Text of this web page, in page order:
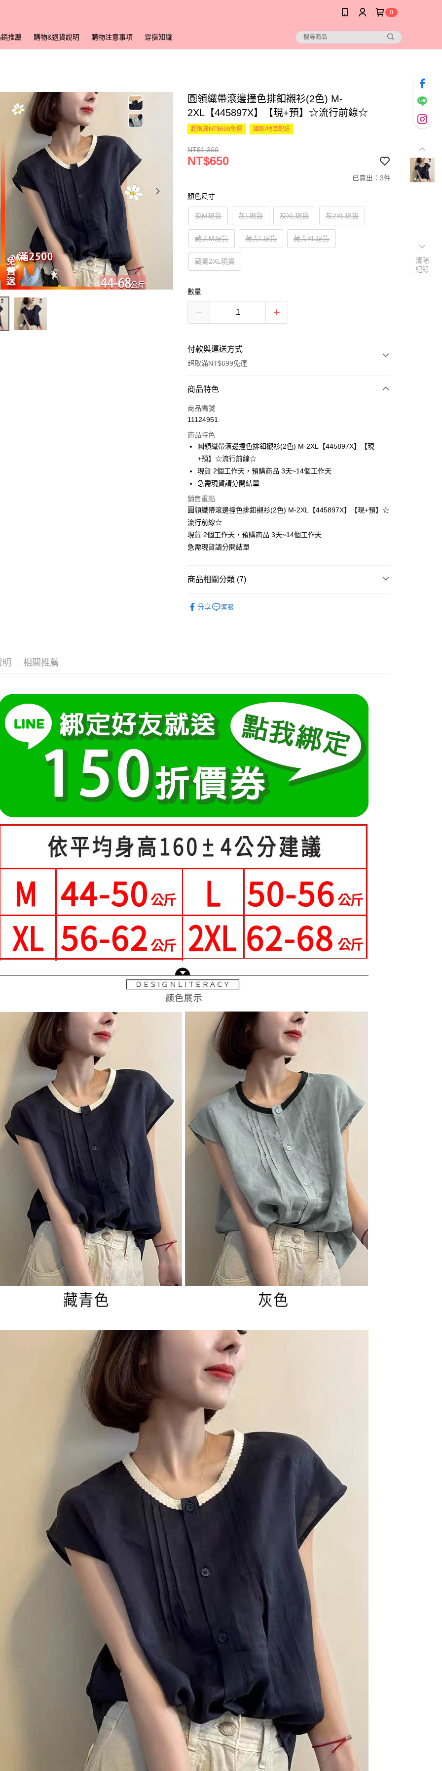
0
推薦 購物&退貨說明 購物注意事項 穿搭知識
圓領織帶滾邊撞色排釦襯衫(2色) M-
2XL【445897X】【現+預】☆流行前線☆
超取滿NT$699免運 國家/地區配送
NT$1,300
NT$650
已賣出：3件
顏色尺寸
灰M現貨 灰L現貨 灰XL現貨 灰2XL現貨
藏青M現貨 藏青L現貨 藏青XL現貨
藏青2XL現貨
數量
付款與運送方式
超取滿NT$699免運
付款方式
信用卡一次付款
LINE Pay
Apple Pay
街口支付
悠遊付
全支付
全盈+PAY
相關說明
1.本服務由台灣大哥大提供，台灣大哥大用戶可立即使用無須另外申請。
2.付款方式選擇「大哥付你分期」，訂單成立後會自動跳轉到大哥付的交易
2.透過簡訊連結打開帳單後，可選擇「超商條碼／台灣大直營門市／銀行轉
帳／街口支付／iPASS MONEY」等通路繳費。
【注意事項】
1.本服務係由「台灣大哥大股份有限公司」（以下簡稱本公司）所提供，讓
用戶於交易時，得透過本服務購買商品或服務，並由商店將買賣／分期付
款買賣價金債權讓與本公司後，依約使用本公司帳單繳交帳款。
2.基於同意付款使用「大哥付你分期」之契約關係目的，商店將以您的個人
資料（包含姓名、電話或地址）提供予台灣大哥大進項蒐集、處理及利
用，由本公司與您本人進行分期帳單所需資料之確認、核對及更正。
3.完整用戶服務條款，請詳閱以下連結：
相關說明
１．於結帳方式選擇「AFTEE先享後付」後，將跳轉至「AFTEE先享後
付」結帳頁面，進行簡訊認證並確認金額後，即可完成結帳。
２．訂單成立數日內，您將收到繳費通知簡訊。
３．收到繳費通知簡訊後14天內，點擊此簡訊中的連結，可透過四大超商
／ATM／網路銀行／等多元方式進行付款，方視為交易完成。
※ 請注意：結帳手續完成當下不需立刻繳費，但若您需要取消訂單，請聯
絡購買商品的店家。未經商家同意取消之訂單仍視為有效，需透過AFTEE
先享後付繳納相關費用。
※ 交易是否成功請以「AFTEE先享後付 」之結帳頁面顯示為準，若有關於
是否繳費成功／繳費後需取消欲退款等相關疑問，請聯繫「AFTEE先享後
付客戶支援中心」https://netprotections.freshdesk.com/support/home
【注意事項】
１．透過由恩沛科技股份有限公司提供之「AFTEE先享後付」服務完成之
交易，需依本服務之必要範圍內提供個人資料，並將交易相關給付款項請
求債權轉讓予恩沛科技股份有限公司。
２．關於個人資料處理事宜，請瀏覽以下網址：
https://aftee.tw/terms/#terms3
３．未成年的使用者請事先徵得法定代理人或監護人之同意方可使用
任。
４．使用「AFTEE先享後付」時，將依據個別帳號之用戶狀況，依本公司
即時審查核予不同之上限額度；若仍有額度不足之情形，本公司將視審查
結果請求用戶進行身份認證。
５．嚴禁一人註冊多個帳號或使用他人資訊註冊。若發現惡意使用之情
形，恩沛科技股份有限公司將有權停止該用戶之使用額度並採取法律行
動。
每筆NT$80，滿NT$699(含以上)免運費
付款後全家取貨
每筆NT$80，滿NT$699(含以上)免運費
萊爾富取貨付款
每筆NT$80，滿NT$699(含以上)免運費
付款後萊爾富取貨
每筆NT$80，滿NT$699(含以上)免運費
每筆NT$80，滿NT$699(含以上)免運費
每筆NT$80，滿NT$699(含以上)免運費
離島-郵局寄送
每筆NT$90，滿NT$699(含以上)免運費
國家/地區配送 查看運費
商品特色
商品編號
11124951
商品特色
圓領織帶滾邊撞色排釦襯衫(2色) M-2XL【445897X】【現
+預】☆流行前線☆
現貨 2個工作天，預購商品 3天~14個工作天
急需現貨請分開結單
銷售重點
圓領織帶滾邊撞色排釦襯衫(2色) M-2XL【445897X】【現+預】☆
流行前線☆
現貨 2個工作天，預購商品 3天~14個工作天
急需現貨請分開結單
商品相關分類 (7)
中尺碼女裝(55-70kg)
分享 客服
明 相關推薦
清除
紀錄